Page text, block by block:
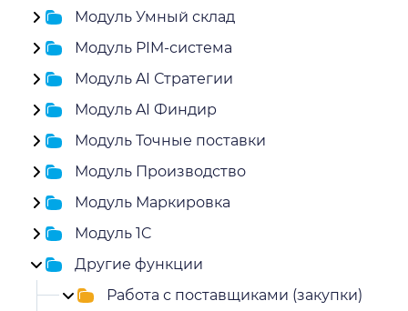
Модуль Умный склад
Модуль PIM-система
Модуль AI Стратегии
Модуль AI Финдир
Модуль Точные поставки
Модуль Производство
Модуль Маркировка
Модуль 1C
Другие функции
Работа с поставщиками (закупки)